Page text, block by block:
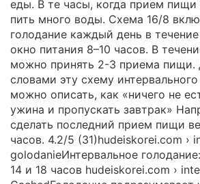
еды. В те часы, когда прием
пить много воды. Схема 16/8
голодание каждый день в течение
окно питания 8–10 часов. В
можно принять 2-3 приема пищи.
словами эту схему
можно описать, как «ничего не
ужина и пропускать завтрак»
сделать последний прием пищи
часов. 4.2/5 (31)hudeiskorei.com ›
golodanieИнтервальное
14 и 18 часов hudeiskorei.com ›